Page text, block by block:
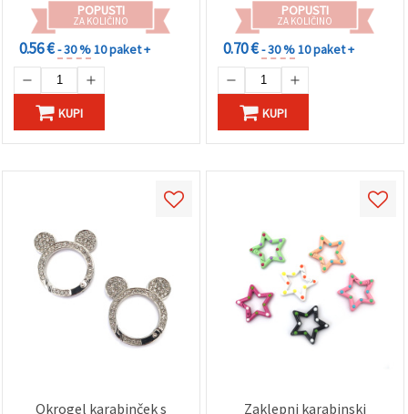
POPUSTI
ZA KOLIČINO
0.56 €- 30 %10 paket +
KUPI
POPUSTI
ZA KOLIČINO
0.70 €- 30 %10 paket +
KUPI
Okrogel karabinček s
Zaklepni karabinski